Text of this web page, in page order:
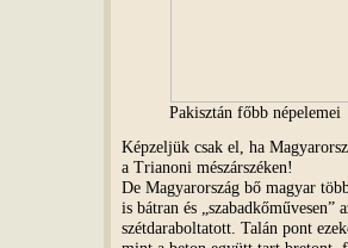
Pakisztán főbb népelemei
Képzeljük csak el, ha
a Trianoni mészárszéken!
De Magyarország bő magyar
is bátran és „szabadkőművesen”
szétdaraboltatott. Talán pont